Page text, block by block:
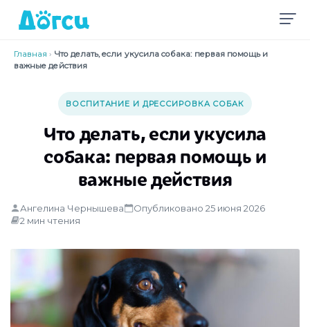
Главная › Что делать, если укусила собака: первая помощь и
важные действия
ВОСПИТАНИЕ И ДРЕССИРОВКА СОБАК
Что делать, если укусила
собака: первая помощь и
важные действия
Ангелина Чернышева
Опубликовано 25 июня 2026
2 мин чтения